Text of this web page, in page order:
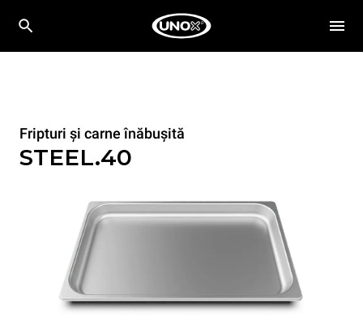
Fripturi și carne înăbușită
STEEL.40